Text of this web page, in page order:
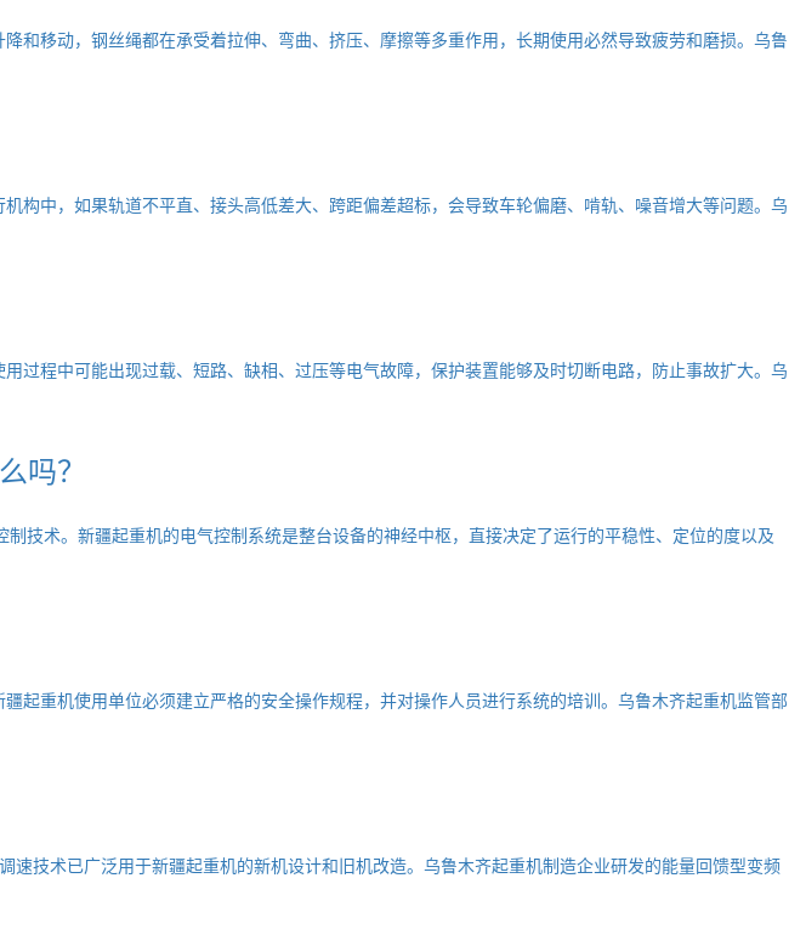
移动，钢丝绳都在承受着拉伸、弯曲、挤压、摩擦等多重作用，长期使用必然导致疲劳和磨损。乌鲁
中，如果轨道不平直、接头高低差大、跨距偏差超标，会导致车轮偏磨、啃轨、噪音增大等问题。乌
程中可能出现过载、短路、缺相、过压等电气故障，保护装置能够及时切断电路，防止事故扩大。乌
吗？
技术。新疆起重机的电气控制系统是整台设备的神经中枢，直接决定了运行的平稳性、定位的度以及
重机使用单位必须建立严格的安全操作规程，并对操作人员进行系统的培训。乌鲁木齐起重机监管部
技术已广泛用于新疆起重机的新机设计和旧机改造。乌鲁木齐起重机制造企业研发的能量回馈型变频